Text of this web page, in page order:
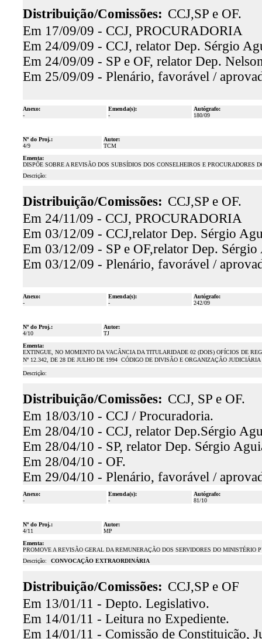
Distribuição/Comissões: CCJ,SP e OF.
Em 17/09/09 - CCJ, PROCURADORIA
Em 24/09/09 - CCJ, relator Dep. Sérgio
Em 24/09/09 - SP e OF, relator Dep.
Em 25/09/09 - Plenário, favorável /
Anexo:
-
Emenda(s):
-
Autógrafo:
180/09
Nº do Proj.:
4/9
Autor:
TCM
Ementa:
DISPÕE SOBRE A REVISÃO DOS SUBSÍDIOS DOS CONSELHEIROS E PROCURADORES
Descrição:
Distribuição/Comissões: CCJ,SP e OF.
Em 24/11/09 - CCJ, PROCURADORIA
Em 03/12/09 - CCJ,relator Dep. Sérgio
Em 03/12/09 - SP e OF,relator Dep.
Em 03/12/09 - Plenário, favorável /
Anexo:
-
Emenda(s):
-
Autógrafo:
242/09
Nº do Proj.:
4/10
Autor:
TJ
Ementa:
EXTINGUE, NO MOMENTO DA VACÂNCIA DA TITULARIDADE 02 (DOIS) OFÍCIOS DE
Nº 12.342, DE 28 DE JULHO DE 1994  CÓDIGO DE DIVISÃO E ORGANIZAÇÃO
Descrição:
Distribuição/Comissões: CCJ, SP e OF.
Em 18/03/10 - CCJ / Procuradoria.
Em 28/04/10 - CCJ, relator Dep.Sérgio
Em 28/04/10 - SP, relator Dep. Sérgio
Em 28/04/10 - OF.
Em 29/04/10 - Plenário, favorável /
Anexo:
-
Emenda(s):
-
Autógrafo:
81/10
Nº do Proj.:
4/11
Autor:
MP
Ementa:
PROMOVE A REVISÃO GERAL DA REMUNERAÇÃO DOS SERVIDORES DO
Descrição:
CONVOCAÇÃO EXTRAORDINÁRIA
Distribuição/Comissões: CCJ,SP e OF
Em 13/01/11 - Depto. Legislativo.
Em 14/01/11 - Leitura no Expediente.
Em 14/01/11 - Comissão de Constituição,